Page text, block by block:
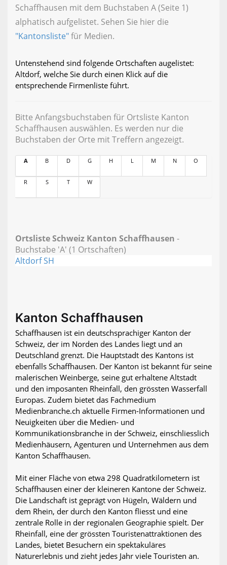
Schaffhausen mit dem Buchstaben A (Seite 1)
alphatisch aufgelistet. Sehen Sie hier die
"Kantonsliste"für Medien.
Untenstehend sind folgende Ortschaften augelistet:
Altdorf, welche Sie durch einen Klick auf die
entsprechende Firmenliste führt.
Bitte Anfangsbuchstaben für Ortsliste Kanton
Schaffhausen auswählen. Es werden nur die
Buchstaben der Orte mit Treffern angezeigt.
A B D G H L M N O
R S T W
Ortsliste Schweiz Kanton Schaffhausen -
Buchstabe 'A' (1 Ortschaften)
Altdorf SH
Kanton Schaffhausen
Schaffhausen ist ein deutschsprachiger Kanton der
Schweiz, der im Norden des Landes liegt und an
Deutschland grenzt. Die Hauptstadt des Kantons ist
ebenfalls Schaffhausen. Der Kanton ist bekannt für seine
malerischen Weinberge, seine gut erhaltene Altstadt
und den imposanten Rheinfall, den grössten Wasserfall
Europas. Zudem bietet das Fachmedium
Medienbranche.ch aktuelle Firmen-Informationen und
Neuigkeiten über die Medien- und
Kommunikationsbranche in der Schweiz, einschliesslich
Medienhäusern, Agenturen und Unternehmen aus dem
Kanton Schaffhausen.
Mit einer Fläche von etwa 298 Quadratkilometern ist
Schaffhausen einer der kleineren Kantone der Schweiz.
Die Landschaft ist geprägt von Hügeln, Wäldern und
dem Rhein, der durch den Kanton fliesst und eine
zentrale Rolle in der regionalen Geographie spielt. Der
Rheinfall, eine der grössten Touristenattraktionen des
Landes, bietet Besuchern ein spektakuläres
Naturerlebnis und zieht jedes Jahr viele Touristen an.